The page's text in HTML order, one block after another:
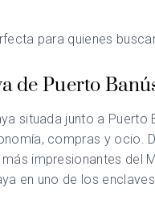
para quienes
de Puerto
situada junto a Puerto
compras y ocio.
impresionantes del
en uno de los